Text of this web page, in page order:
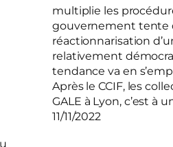
multiplie les
gouvernement tente
réactionnarisation
relativement
tendance va en
Après le CCIF, les
GALE à Lyon, c’est à
11/11/2022